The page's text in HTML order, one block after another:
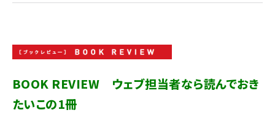
BOOK REVIEW ウェブ担当者なら読んでおき
たいこの1冊